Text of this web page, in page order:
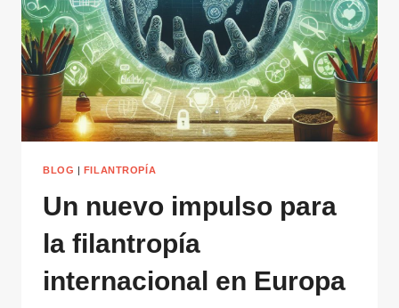
BLOG | FILANTROPÍA
Un nuevo impulso para
la filantropía
internacional en Europa